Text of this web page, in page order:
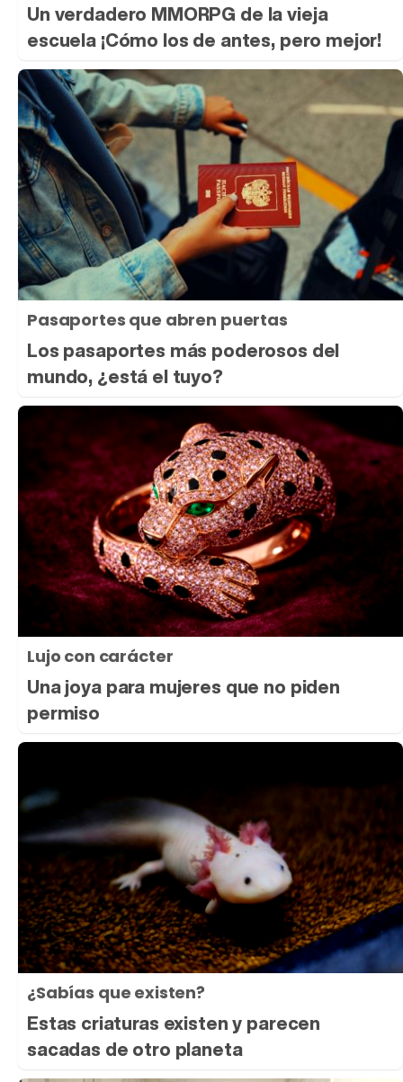
Un verdadero MMORPG de la vieja
escuela ¡Cómo los de antes, pero mejor!
Pasaportes que abren puertas
Los pasaportes más poderosos del
mundo, ¿está el tuyo?
Lujo con carácter
Una joya para mujeres que no piden
permiso
¿Sabías que existen?
Estas criaturas existen y parecen
sacadas de otro planeta